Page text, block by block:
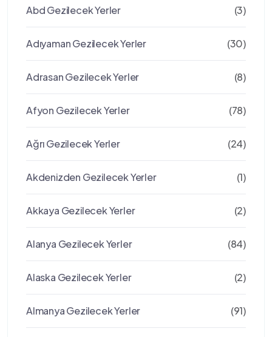
Abd Gezilecek Yerler (3)
Adıyaman Gezilecek Yerler (30)
Adrasan Gezilecek Yerler (8)
Afyon Gezilecek Yerler (78)
Ağrı Gezilecek Yerler (24)
Akdenizden Gezilecek Yerler (1)
Akkaya Gezilecek Yerler (2)
Alanya Gezilecek Yerler (84)
Alaska Gezilecek Yerler (2)
Almanya Gezilecek Yerler (91)